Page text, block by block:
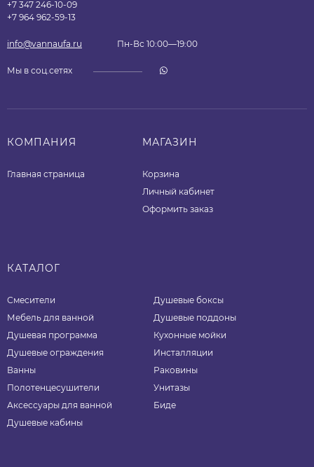
+7 347 246-10-09
+7 964 962-59-13
info@vannaufa.ru Пн-Вс 10:00—19:00
Мы в соц.сетях
КОМПАНИЯ
Главная страница
МАГАЗИН
Корзина
Личный кабинет
Оформить заказ
КАТАЛОГ
Смесители
Мебель для ванной
Душевая программа
Душевые ограждения
Ванны
Полотенцесушители
Аксессуары для ванной
Душевые кабины
Душевые боксы
Душевые поддоны
Кухонные мойки
Инсталляции
Раковины
Унитазы
Биде